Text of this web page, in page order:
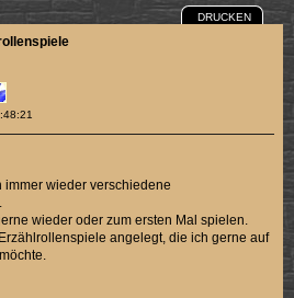
DRUCKEN
immer wieder verschiedene
wieder oder zum ersten Mal spielen.
angelegt, die ich gerne auf